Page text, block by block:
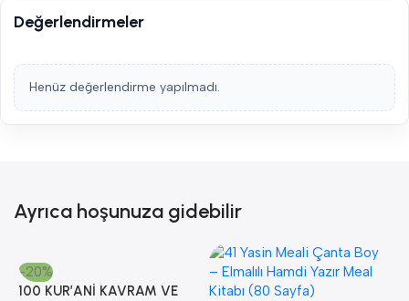
Değerlendirmeler
Henüz değerlendirme yapılmadı.
Ayrıca hoşunuza gidebilir
-20%
100 KUR’ANİ KAVRAM VE